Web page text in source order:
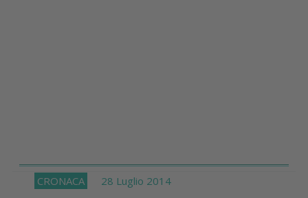
CRONACA 28 Luglio 2014